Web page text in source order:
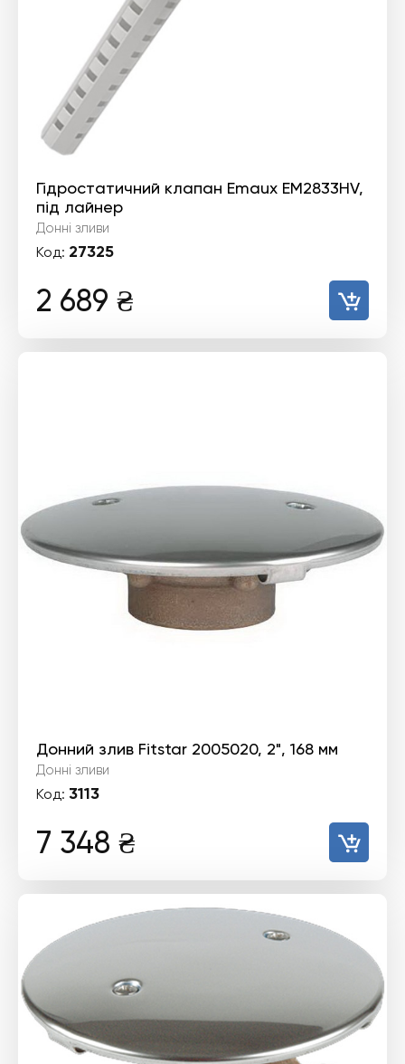
Гідростатичний клапан Emaux EM2833HV,
під лайнер
Донні зливи
Код: 27325
2 689 ₴
Донний злив Fitstar 2005020, 2", 168 мм
Донні зливи
Код: 3113
7 348 ₴